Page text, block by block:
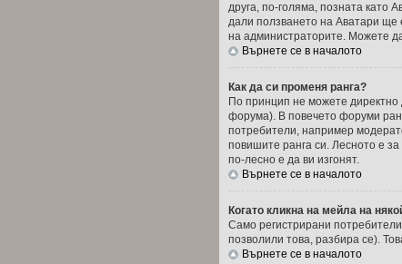
друга, по-голяма, позната като
дали ползването на Аватари ще
на администраторите. Можете
Върнете се в началото
Как да си променя ранга?
По принцип не можете директно
форума). В повечето форуми
потребители, например
повишите ранга си. Лесното е
по-лесно е да ви изгонят.
Върнете се в началото
Когато кликна на мейла на
Само регистрирани
позволили това, разбира се).
Върнете се в началото